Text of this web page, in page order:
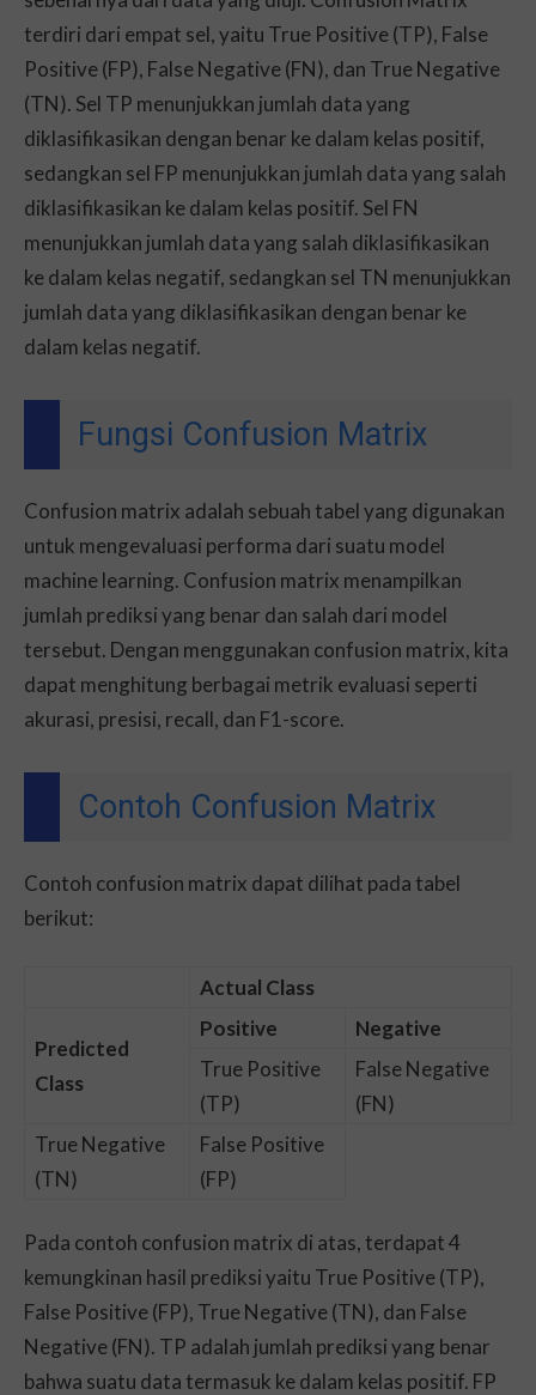
terdiri dari empat sel, yaitu True Positive (TP), False
Positive (FP), False Negative (FN), dan True Negative
(TN). Sel TP menunjukkan jumlah data yang
diklasifikasikan dengan benar ke dalam kelas positif,
sedangkan sel FP menunjukkan jumlah data yang salah
diklasifikasikan ke dalam kelas positif. Sel FN
menunjukkan jumlah data yang salah diklasifikasikan
ke dalam kelas negatif, sedangkan sel TN menunjukkan
jumlah data yang diklasifikasikan dengan benar ke
dalam kelas negatif.
Fungsi Confusion Matrix
Confusion matrix adalah sebuah tabel yang digunakan
untuk mengevaluasi performa dari suatu model
machine learning. Confusion matrix menampilkan
jumlah prediksi yang benar dan salah dari model
tersebut. Dengan menggunakan confusion matrix, kita
dapat menghitung berbagai metrik evaluasi seperti
akurasi, presisi, recall, dan F1-score.
Contoh Confusion Matrix
Contoh confusion matrix dapat dilihat pada tabel
berikut:
Actual Class
Predicted
Class
Positive
Negative
True Positive
(TP)
False Negative
(FN)
True Negative
(TN)
False Positive
(FP)
Pada contoh confusion matrix di atas, terdapat 4
kemungkinan hasil prediksi yaitu True Positive (TP),
False Positive (FP), True Negative (TN), dan False
Negative (FN). TP adalah jumlah prediksi yang benar
bahwa suatu data termasuk ke dalam kelas positif. FP